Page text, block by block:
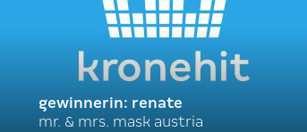
gewinnerin: renate
mr. & mrs. mask austria